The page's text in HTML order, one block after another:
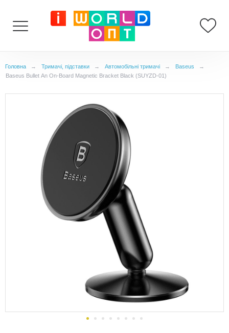
Головна → Тримачі, підставки → Автомобільні тримачі → Baseus
→
Baseus Bullet An On-Board Magnetic Bracket Black (SUYZD-01)